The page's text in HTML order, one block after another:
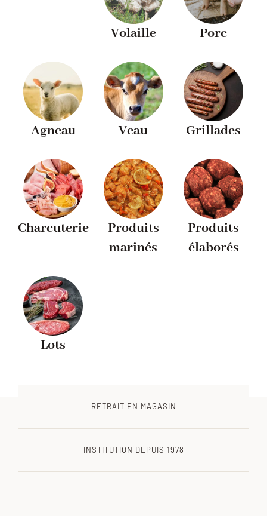
VOLAILLE
CHARCUTERIE
LOTS
VIANDES MARINÉES
PRODUITS ÉLABORÉS
Volaille Porc
Agneau Veau Grillades
Charcuterie
Produits
marinés
Produits
élaborés
Lots
RETRAIT EN MAGASIN
INSTITUTION DEPUIS 1978